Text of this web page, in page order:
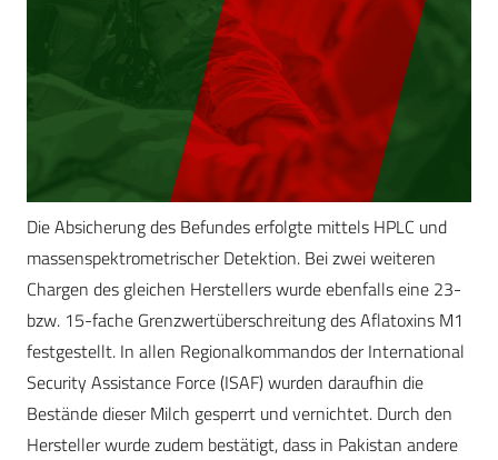
Die Absicherung des Befundes erfolgte mittels HPLC und
massenspektrometrischer Detektion. Bei zwei weiteren
Chargen des gleichen Herstellers wurde ebenfalls eine 23-
bzw. 15-fache Grenzwertüberschreitung des Aflatoxins M1
festgestellt. In allen Regionalkommandos der International
Security Assistance Force (ISAF) wurden daraufhin die
Bestände dieser Milch gesperrt und vernichtet. Durch den
Hersteller wurde zudem bestätigt, dass in Pakistan andere